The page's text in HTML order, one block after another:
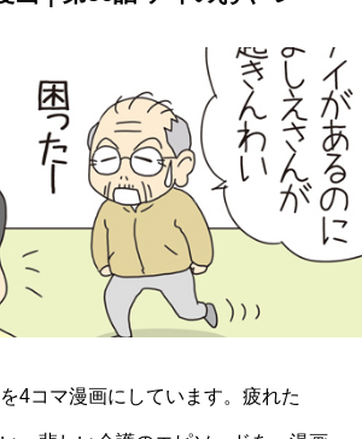
4コマ漫画にしています。疲れた